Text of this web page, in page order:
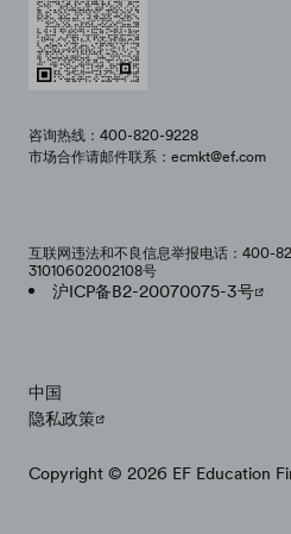
咨询热线：400-820-9228
市场合作请邮件联系：ecmkt@ef.com
互联网违法和不良信息举报电话：400-
31010602002108号
沪ICP备B2-20070075-3号
中国
隐私政策
Copyright © 2026 EF Education